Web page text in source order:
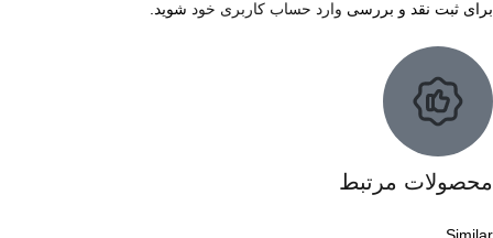
برای ثبت نقد و بررسی وارد حساب کاربری خود شوید.
محصولات مرتبط
Similar